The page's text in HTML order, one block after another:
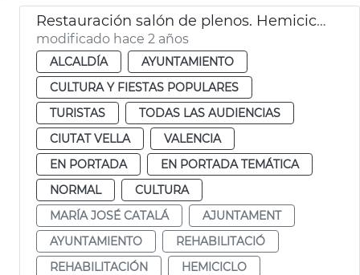
Restauración salón de plenos. Hemiciclo
modificado hace 2 años
ALCALDÍA
AYUNTAMIENTO
CULTURA Y FIESTAS POPULARES
TURISTAS
TODAS LAS AUDIENCIAS
CIUTAT VELLA
VALENCIA
EN PORTADA
EN PORTADA TEMÁTICA
NORMAL
CULTURA
MARÍA JOSÉ CATALÁ
AJUNTAMENT
AYUNTAMIENTO
REHABILITACIÓ
REHABILITACIÓN
HEMICICLO